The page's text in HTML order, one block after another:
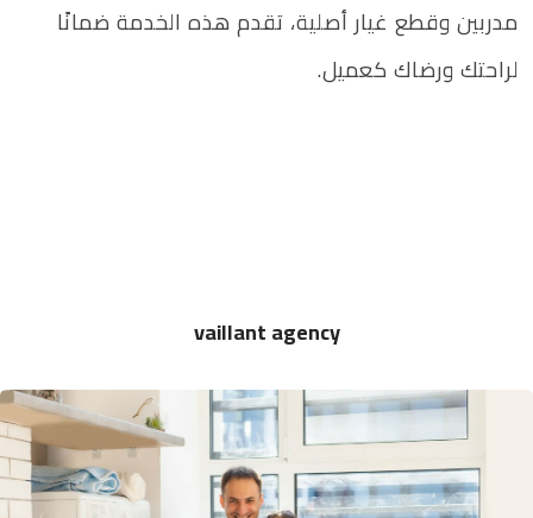
مدربين وقطع غيار أصلية، تقدم هذه الخدمة ضمانًا
لراحتك ورضاك كعميل.
vaillant agency